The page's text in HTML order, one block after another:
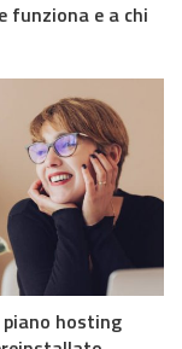
funziona e a chi
hosting